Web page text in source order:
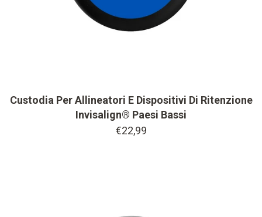
Custodia Per Allineatori E Dispositivi Di Ritenzione
Invisalign® Paesi Bassi
€22,99